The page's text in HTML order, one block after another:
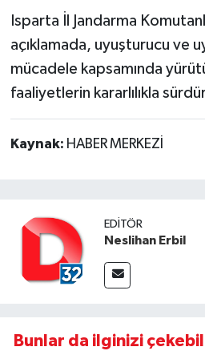
Isparta İl Jandarma
açıklamada, uyuşturucu ve
mücadele kapsamında
faaliyetlerin kararlılıkla
Kaynak: HABER MERKEZİ
EDITÖR
Neslihan Erbil
Bunlar da ilginizi